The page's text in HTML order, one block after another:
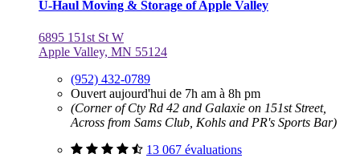
U-Haul Moving & Storage of Apple Valley
6895 151st St W
Apple Valley, MN 55124
(952) 432-0789
Ouvert aujourd'hui de 7h am à 8h pm
(Corner of Cty Rd 42 and Galaxie on 151st Street,
Across from Sams Club, Kohls and PR's Sports Bar)
13 067 évaluations